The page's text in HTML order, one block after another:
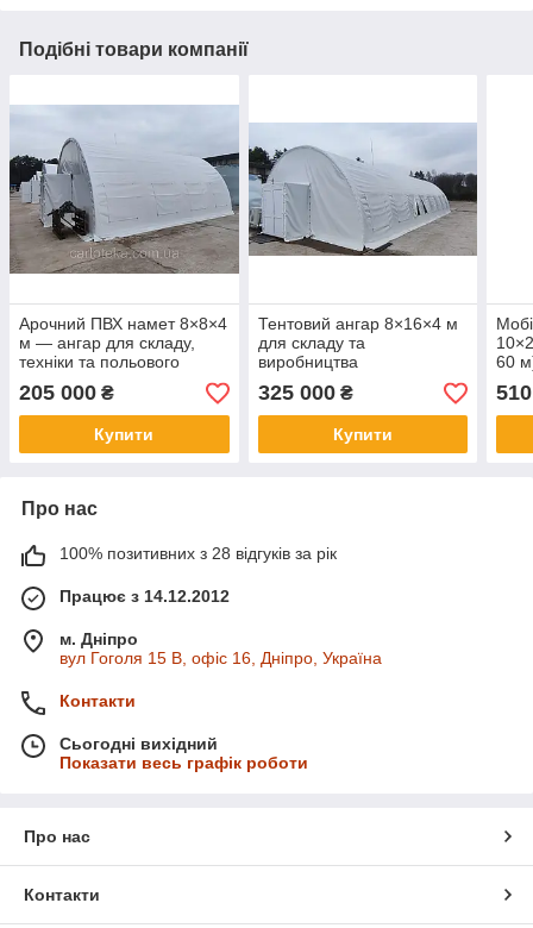
Подібні товари компанії
Арочний ПВХ намет 8×8×4
м — ангар для складу,
техніки та польового
використання
205 000 ₴
Купити
Тентовий ангар 8×16×4 м
для складу та
виробництва
325 000₴
Купити
60
Про нас
100% позитивних з 28 відгуків за рік
Працює з 14.12.2012
м. Дніпро
вул Гоголя 15 B, офіс 16, Дніпро, Україна
Контакти
Сьогодні вихідний
Показати весь графік роботи
Про нас
Контакти